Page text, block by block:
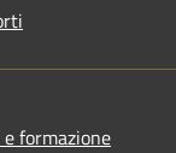
e formazione